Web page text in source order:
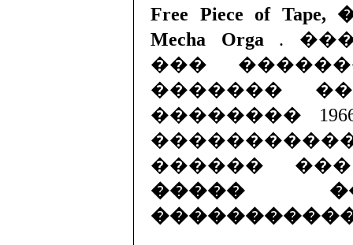
Free Piece of
Mecha Orga .
���
�������
��������
������
�����